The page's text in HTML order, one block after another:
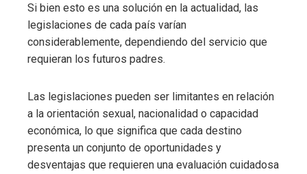
Si bien esto es una solución en la actualidad, las
legislaciones de cada país varían
considerablemente, dependiendo del servicio que
requieran los futuros padres.
Las legislaciones pueden ser limitantes en relación
a la orientación sexual, nacionalidad o capacidad
económica, lo que significa que cada destino
presenta un conjunto de oportunidades y
desventajas que requieren una evaluación cuidadosa